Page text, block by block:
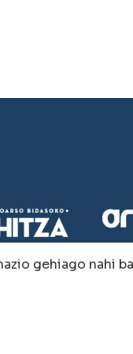
gehiago nahi